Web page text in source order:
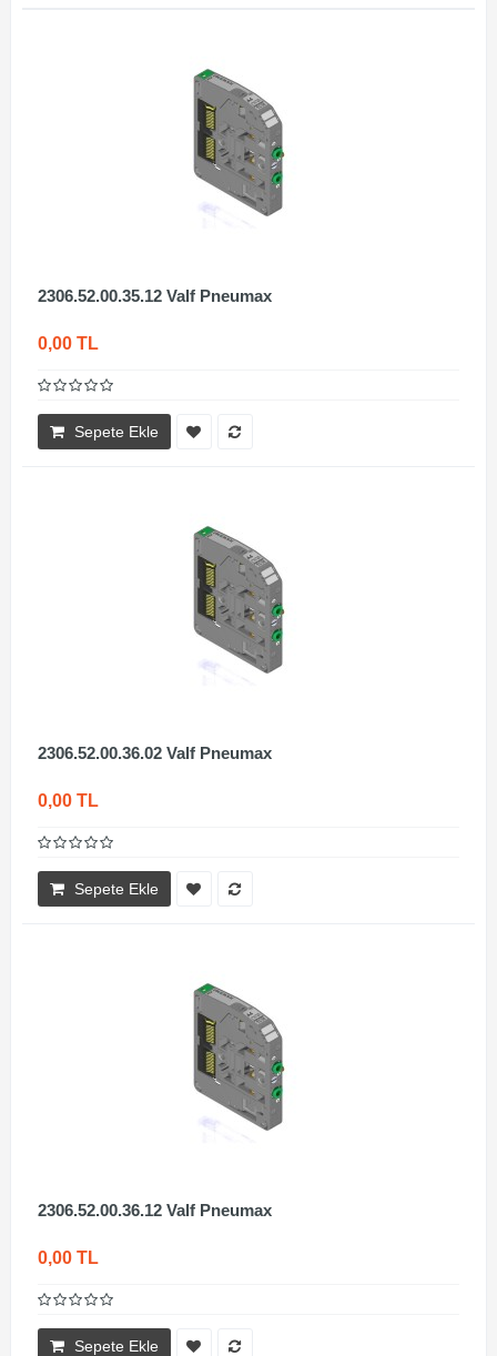
2306.52.00.35.12 Valf Pneumax
0,00 TL
Sepete Ekle
2306.52.00.36.02 Valf Pneumax
0,00 TL
Sepete Ekle
2306.52.00.36.12 Valf Pneumax
0,00 TL
Sepete Ekle